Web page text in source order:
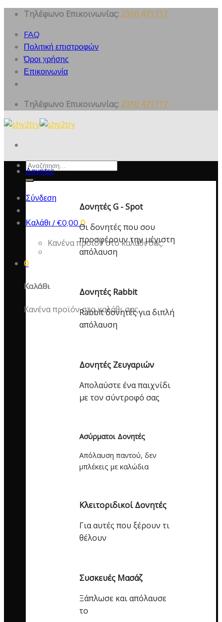
Skip
content
Τηλέφωνο Επικοινωνίας: 2310 471717
FAQ
Πολιτική επιστροφών
Όροι χρήσης
Επικοινωνία
Τηλέφωνο Επικοινωνίας: 2310 471717
Αναζήτηση
για:
Σύνδεση
Καλάθι / €0,00 0
Κανένα προϊόν στο καλάθι σας.
0
Καλάθι
Κανένα προϊόν στο καλάθι σας.
Δονητες
Δονητές G - Spot
Οι δονητές που σου
προσφέρουν την μέγιστη
απόλαυση
Δονητές Rabbit
Rabbit δονητές για διπλή
απόλαυση
Δονητές Ζευγαριών
Απολαύστε ένα παιχνίδι
με τον σύντροφό σας
Ασύρματοι Δονητές
Απόλαυση παντού, δεν
μπλέκεις με καλώδια
Κλειτοριδικοί Δονητές
Για αυτές που ξέρουν τι
θέλουν
Συσκευές Μασάζ
Ξάπλωσε και απόλαυσε
το